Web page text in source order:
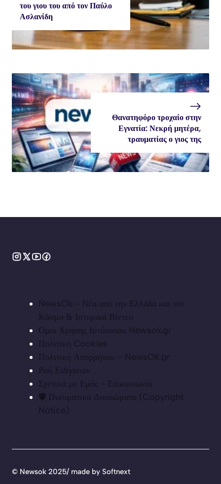
του γιου του από τον Παύλο
Ασλανίδη
Θανατηφόρο τροχαίο στην
Εγνατία: Νεκρή μητέρα,
τραυματίας ο γιος της
NewsOk - Νέα από την Ελλάδα και τον
Κόσμο & Ιστορικά Βίντεο
Όροι Χρήσης Ιστότοπου Newsok.gr
Πολιτική Cookies
Πολιτική Απορρήτου – NewsOK.gr
Ροή Ειδήσεων
Σχετικά με Εμάς - Επικοινωνία
🛡️ Πνευματικά Δικαιώματα (Copyright
Notice)
© Newsok 2025/ made by Softnext